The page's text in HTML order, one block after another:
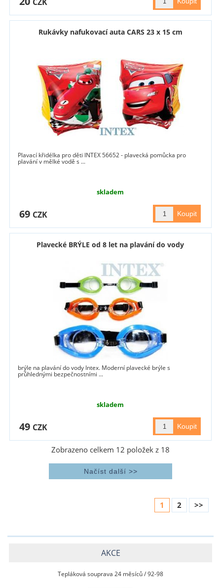
Rukávky nafukovací auta CARS 23 x 15 cm
Plavací křidélka pro děti INTEX 56652 - plavecká pomůcka pro
plavání v mělké vodě s ...
skladem
69 CZK
Plavecké BRÝLE od 8 let na plavání do vody
brýle na plavání do vody Intex. Moderní plavecké brýle s
průhlednými bezpečnostními ...
skladem
49 CZK
Zobrazeno celkem 12 položek z 18
1 2 >>
AKCE
Tepláková souprava 24 měsíců / 92-98